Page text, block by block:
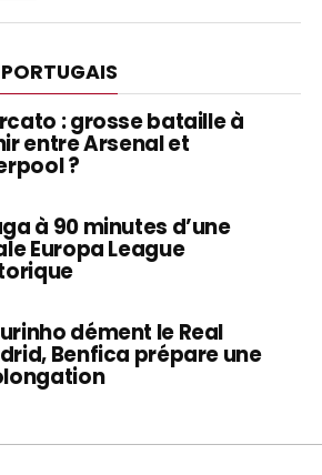
: grosse bataille à
entre Arsenal et
?
à 90 minutes d’une
Europa League
dément le Real
Benfica prépare une